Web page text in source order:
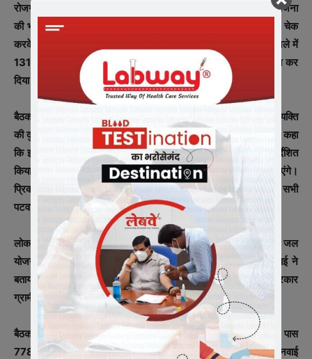
रोजगार मेला आयोजित किया जाएगा। कलेक्टर ने मुख्यमंत्री उद्यम क्रांति योजना
की भी समीक्षा की। महाप्रबंधक उद्योग शर्मा ने बताया गया कि आवेदन लेकर चेक
करके बैंकों को भेजा जा रहा है। उर्वरक उपलब्धता समीक्षा में बताया गया कि जिले में
1315 मेट्रिक टन उर्वरक उपलब्ध है। रावटी में खाद की समस्या का निदान कर
दिया गया है।
बैठक में कलेक्टर द्वारा कृषि विभाग के अधिकारी गोयल द्वारा सैलाना में एक ही व्यक्ति
की दुकान पर बार-बार चेकिंग तथा नमूना लेने पर सख्त नाराजगी व्यक्त की। कहा
कि इस संबंध में शिकायत आई है। कलेक्टर ने सभी संबंधित विभागों को निर्देशित
किया कि बगैर एसडीएम को सूचित किए किसी दुकान से सैंपल नहीं लिए जाएंगे।
प्रिकॉशन डोस लेने की समीक्षा में कलेक्टर ने तहसीलदारों को निर्देश दिए कि सभी
पटवारियों, कोटवारों के शत-प्रतिशत वैक्सीनेशन सुनिश्चित करें।
लोक स्वास्थ्य यांत्रिकी विभाग के तहत जीवन मिशन में सेमलिया ग्राम में नल जल
योजना क्रियान्वयन की जानकारी कलेक्टर ने ली। कार्यपालन यंत्री पीएचई ने
बताया कि ठेकेदार को ब्लैक लिस्ट करने के लिए पत्र भेजा जा चुका है, इसी प्रकार
ग्रामीण एसडीएम द्वारा भी नोटिस जारी किया गया है।
बैठक में कलेक्टर ने बताया कि जनसुनवाई व्यवस्था के तहत नगर निगम के पास
778 आवेदन लंबित है जिनका निराकरण करने में देरी की जा रही है। जनसुनवाई